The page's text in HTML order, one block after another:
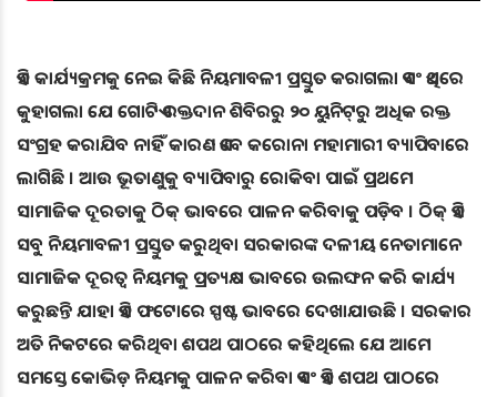
ଏହି କାର୍ଯ୍ୟକ୍ରମକୁ ନେଇ କିଛି ନିୟମାବଳୀ ପ୍ରସ୍ତୁତ କରାଗଲା ଏବଂ ଏଥିରେ
କୁହାଗଲା ଯେ ଗୋଟିଏ ରକ୍ତଦାନ ଶିବିରରୁ ୨୦ ୟୁନିଟ୍‌ରୁ ଅଧିକ ରକ୍ତ
ସଂଗ୍ରହ କରାଯିବ ନାହିଁ କାରଣ ଏବେ କରୋନା ମହାମାରୀ ବ୍ୟାପିବାରେ
ଲାଗିଛି । ଆଉ ଭୂତାଣୁକୁ ବ୍ୟାପିବାରୁ ରୋକିବା ପାଇଁ ପ୍ରଥମେ
ସାମାଜିକ ଦୂରତାକୁ ଠିକ୍ ଭାବରେ ପାଳନ କରିବାକୁ ପଡ଼ିବ । ଠିକ୍ ଏହି
ସବୁ ନିୟମାବଳୀ ପ୍ରସ୍ତୁତ କରୁଥିବା ସରକାରଙ୍କ ଦଳୀୟ ନେତାମାନେ
ସାମାଜିକ ଦୂରତ୍ୱ ନିୟମକୁ ପ୍ରତ୍ୟକ୍ଷ ଭାବରେ ଉଲଙ୍ଘନ କରି କାର୍ଯ୍ୟ
କରୁଛନ୍ତି ଯାହା ଏହି ଫଟୋରେ ସ୍ପଷ୍ଟ ଭାବରେ ଦେଖାଯାଉଛି । ସରକାର
ଅତି ନିକଟରେ କରିଥିବା ଶପଥ ପାଠରେ କହିଥିଲେ ଯେ ଆମେ
ସମସ୍ତେ କୋଭିଡ଼ ନିୟମକୁ ପାଳନ କରିବା ଏବଂ ଏହି ଶପଥ ପାଠରେ